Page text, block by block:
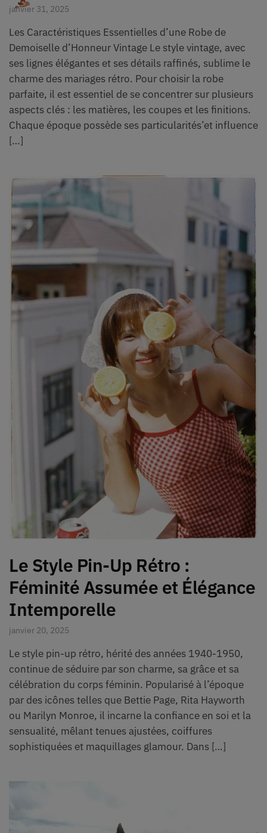
janvier 31, 2025
Les Caractéristiques Essentielles d’une Robe de
Demoiselle d’Honneur Vintage Le style vintage, avec
ses lignes élégantes et ses détails raffinés, sublime le
charme des mariages rétro. Pour choisir la robe
parfaite, il est essentiel de se concentrer sur plusieurs
aspects clés : les matières, les coupes et les finitions.
Chaque époque possède ses particularités’et influence
[…]
Le Style Pin-Up Rétro :
Féminité Assumée et Élégance
Intemporelle
janvier 20, 2025
Le style pin-up rétro, hérité des années 1940-1950,
continue de séduire par son charme, sa grâce et sa
célébration du corps féminin. Popularisé à l’époque
par des icônes telles que Bettie Page, Rita Hayworth
ou Marilyn Monroe, il incarne la confiance en soi et la
sensualité, mêlant tenues ajustées, coiffures
sophistiquées et maquillages glamour. Dans […]